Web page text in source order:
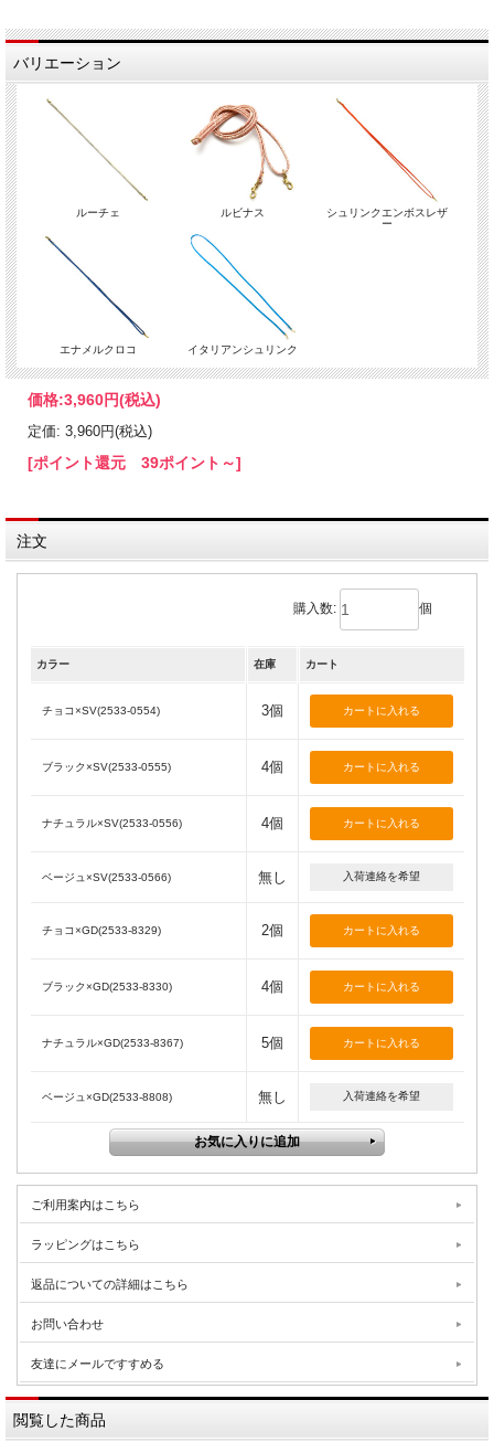
バリエーション
ルーチェ ルビナス
シュリンクエンボスレザ
ー
エナメルクロコ イタリアンシュリンク
価格:3,960円(税込)
定価: 3,960円(税込)
[ポイント還元 39ポイント～]
注文
購入数: 個
カラー 在庫 カート
チョコ×SV(2533-0554) 3個
ブラック×SV(2533-0555) 4個
ナチュラル×SV(2533-0556) 4個
ベージュ×SV(2533-0566) 無し 入荷連絡を希望
チョコ×GD(2533-8329) 2個
ブラック×GD(2533-8330) 4個
ナチュラル×GD(2533-8367) 5個
ベージュ×GD(2533-8808) 無し 入荷連絡を希望
ご利用案内はこちら
ラッピングはこちら
返品についての詳細はこちら
お問い合わせ
友達にメールですすめる
閲覧した商品